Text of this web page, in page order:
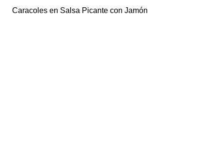
Caracoles en Salsa Picante con Jamón